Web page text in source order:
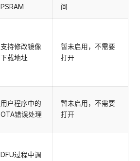
PSRAM
间
支持修改镜像
下载地址
暂未启用，不需要
打开
用户程序中的
OTA错误处理
暂未启用，不需要
打开
DFU过程中调